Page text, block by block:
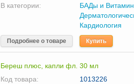
В категории:
БАДы и
Кардиология
Подробнее о товаре Купить
Береш плюс, капли фл. 30 мл
Код товара:
1013226